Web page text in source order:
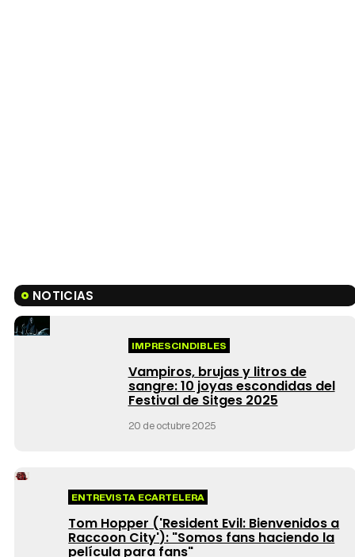
NOTICIAS
IMPRESCINDIBLES
Vampiros, brujas y litros de
sangre: 10 joyas escondidas del
Festival de Sitges 2025
20 de octubre 2025
ENTREVISTA ECARTELERA
Tom Hopper ('Resident Evil: Bienvenidos a
Raccoon City'): "Somos fans haciendo la
película para fans"